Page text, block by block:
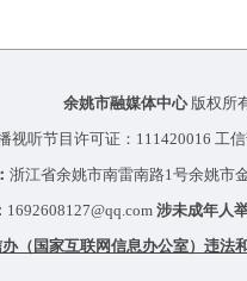
余姚市融媒体中心版权所
听节目许可证：111420016 工信
浙江省余姚市南雷南路1号余姚市
1692608127@qq.com 涉未成年人
（国家互联网信息办公室）违法